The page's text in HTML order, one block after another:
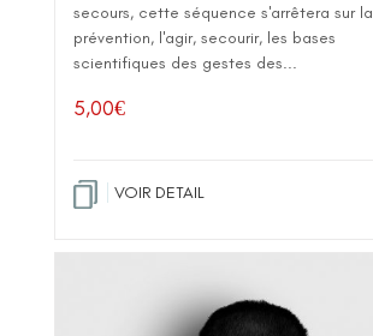
secours, cette séquence s'arrêtera sur la
prévention, l'agir, secourir, les bases
scientifiques des gestes des...
5,00€
VOIR DETAIL